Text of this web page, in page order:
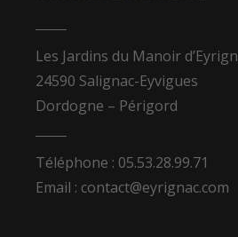
Les Jardins du Manoir
24590 Salignac-Eyvigues
Dordogne – Périgord
Téléphone : 05.53.28.99.71
Email : contact@eyrignac.com